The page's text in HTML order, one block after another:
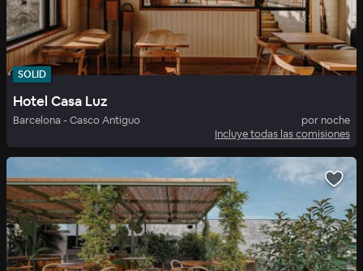
SOLID
Hotel Casa Luz
Barcelona - Casco Antiguo
por noche
Incluye todas las comisiones